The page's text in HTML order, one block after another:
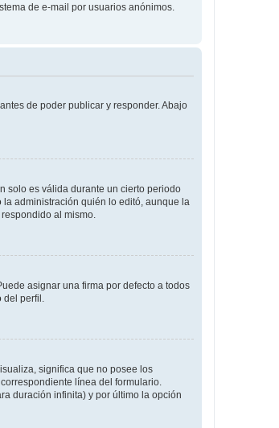
de e-mail por usuarios anónimos.
de poder publicar y responder. Abajo
solo es válida durante un cierto periodo
administración quién lo editó, aunque la
al mismo.
asignar una firma por defecto a todos
del perfil.
significa que no posee los
línea del formulario.
duración infinita) y por último la opción